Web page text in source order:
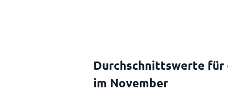
Durchschnittswerte
im November